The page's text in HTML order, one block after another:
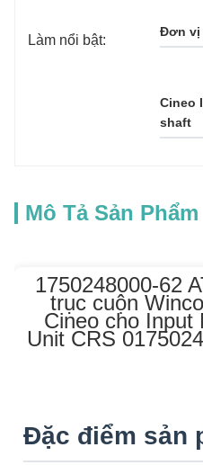
Làm nổi bật: Đơn vị
Cineo
shaft
Mô Tả Sản Phẩm
1750248000-62
trục cuộn
Cineo cho Input
Unit CRS
Đặc điểm sản